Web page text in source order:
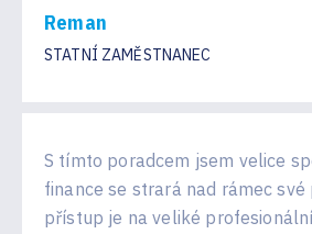
Reman
STATNÍ ZAMĚSTNANEC
S tímto poradcem jsem velice
finance se strará nad rámec své
přístup je na veliké